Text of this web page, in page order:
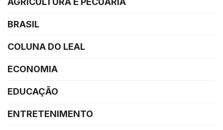
BRASIL
COLUNA DO LEAL
ECONOMIA
EDUCAÇÃO
ENTRETENIMENTO